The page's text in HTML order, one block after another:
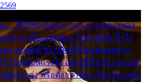
.... ที่ได้รับไออุ่น การุณ จากแฟน เพลง
งเวง เมื่อแฟนเพลง ให้กำลังใจ น้ำใจ
ลง ทุกทุกที่ ปราณีหลั่งไหล ผมขอฝาก
โปรดเป็นแรงใจ อย่างนี้เรื่อยไป ขอ อยู่
ยคิดว่าเก่ง หรือดังกว่าใคร..ใคร พระคุณ